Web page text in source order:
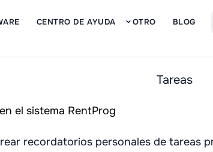
CENTRO DE AYUDA OTRO BLOG
Tareas
recordatorios personales de tareas